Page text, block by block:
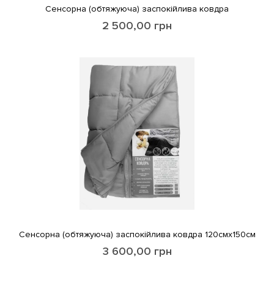
Сенсорна (обтяжуюча) заспокійлива ковдра
2 500,00 грн
Сенсорна (обтяжуюча) заспокійлива ковдра 120смх150см
3 600,00 грн